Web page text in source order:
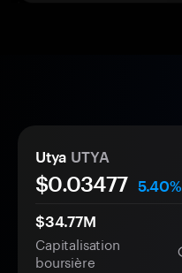
Utya UTYA
$0.03477 5.40%
$34.77M
Capitalisation
boursière